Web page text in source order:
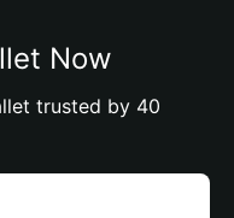
Now
trusted by 40